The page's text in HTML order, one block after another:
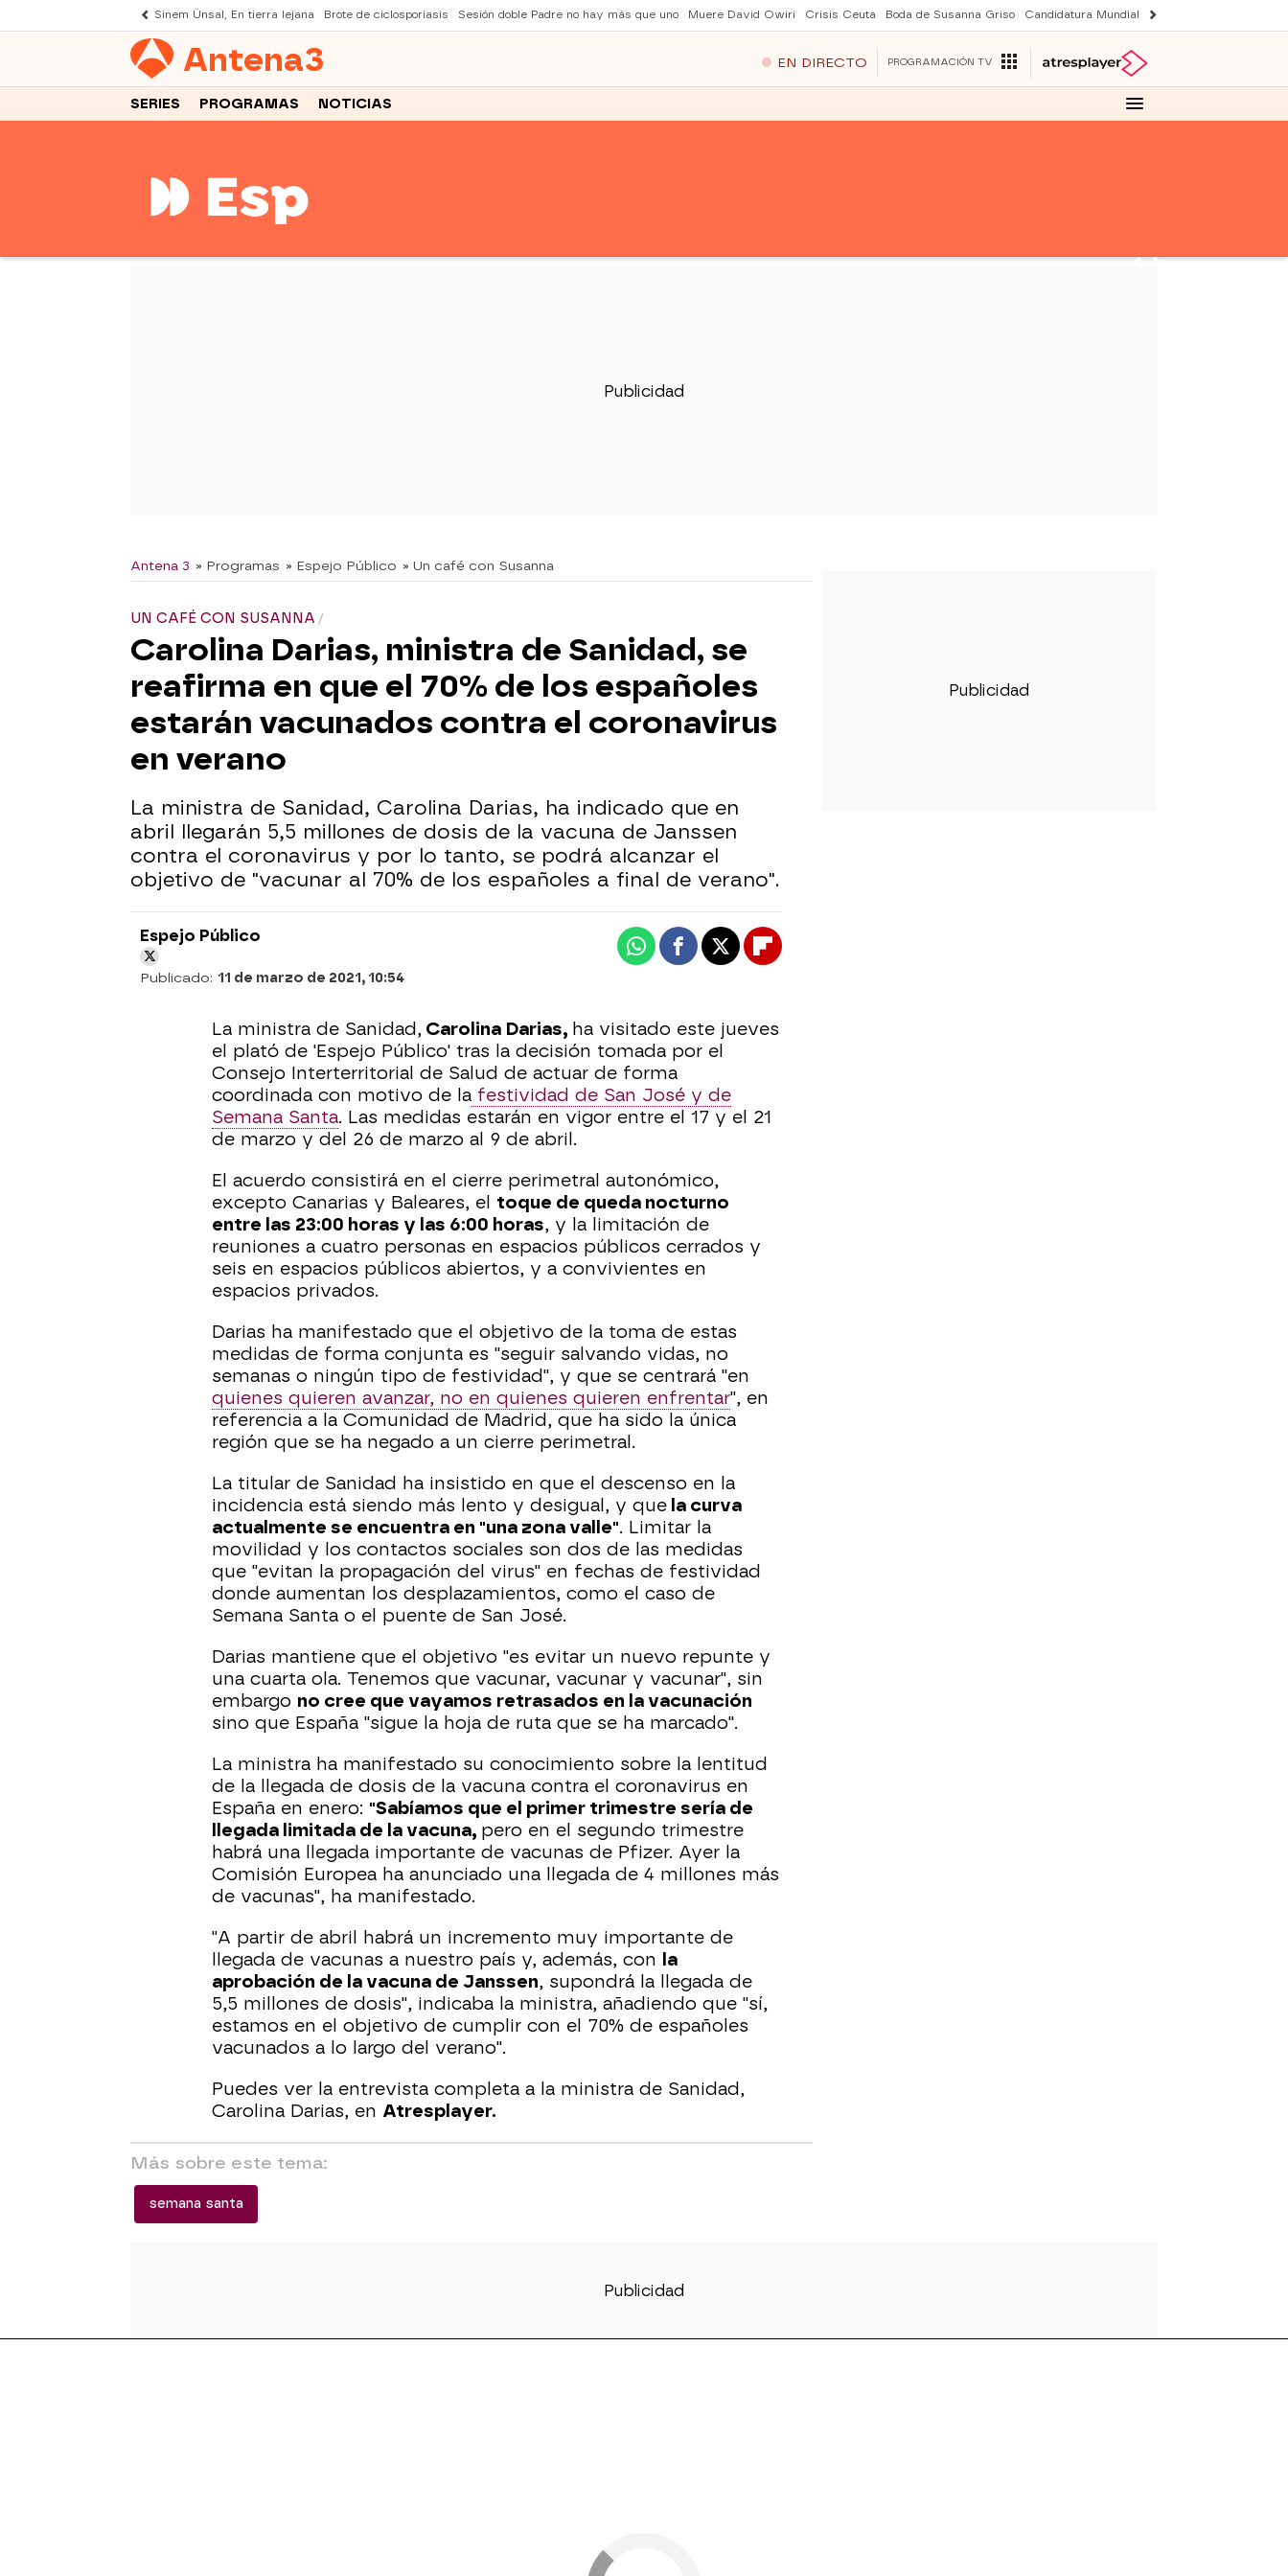
Sinem Ünsal, En tierra lejana Brote de ciclosporiasis Sesión doble Padre no hay más que uno Muere David Owiri Crisis Ceuta Boda de Susanna Griso Candidatura Mundial 2030
Antena3 EN DIRECTO PROGRAMACIÓN TV
SERIES PROGRAMAS NOTICIAS
-
Antena 3 » Programas » Espejo Público » Un café con Susanna
UN CAFÉ CON SUSANNA
Carolina Darias, ministra de Sanidad, se
reafirma en que el 70% de los españoles
estarán vacunados contra el coronavirus
en verano
La ministra de Sanidad, Carolina Darias, ha indicado que en
abril llegarán 5,5 millones de dosis de la vacuna de Janssen
contra el coronavirus y por lo tanto, se podrá alcanzar el
objetivo de "vacunar al 70% de los españoles a final de verano".
Espejo Público
Publicado: 11 de marzo de 2021, 10:54
WhatsappFacebook
X Flipboard
La ministra de Sanidad, Carolina Darias, ha visitado este jueves
el plató de 'Espejo Público' tras la decisión tomada por el
Consejo Interterritorial de Salud de actuar de forma
coordinada con motivo de la festividad de San José y de
Semana Santa. Las medidas estarán en vigor entre el 17 y el 21
de marzo y del 26 de marzo al 9 de abril.
El acuerdo consistirá en el cierre perimetral autonómico,
excepto Canarias y Baleares, el toque de queda nocturno
entre las 23:00 horas y las 6:00 horas, y la limitación de
reuniones a cuatro personas en espacios públicos cerrados y
seis en espacios públicos abiertos, y a convivientes en
espacios privados.
Darias ha manifestado que el objetivo de la toma de estas
medidas de forma conjunta es "seguir salvando vidas, no
semanas o ningún tipo de festividad", y que se centrará "en
quienes quieren avanzar, no en quienes quieren enfrentar", en
referencia a la Comunidad de Madrid, que ha sido la única
región que se ha negado a un cierre perimetral.
La titular de Sanidad ha insistido en que el descenso en la
incidencia está siendo más lento y desigual, y que la curva
actualmente se encuentra en "una zona valle". Limitar la
movilidad y los contactos sociales son dos de las medidas
que "evitan la propagación del virus" en fechas de festividad
donde aumentan los desplazamientos, como el caso de
Semana Santa o el puente de San José.
Darias mantiene que el objetivo "es evitar un nuevo repunte y
una cuarta ola. Tenemos que vacunar, vacunar y vacunar", sin
embargo no cree que vayamos retrasados en la vacunación
sino que España "sigue la hoja de ruta que se ha marcado".
La ministra ha manifestado su conocimiento sobre la lentitud
de la llegada de dosis de la vacuna contra el coronavirus en
España en enero: "Sabíamos que el primer trimestre sería de
llegada limitada de la vacuna, pero en el segundo trimestre
habrá una llegada importante de vacunas de Pfizer. Ayer la
Comisión Europea ha anunciado una llegada de 4 millones más
de vacunas", ha manifestado.
"A partir de abril habrá un incremento muy importante de
llegada de vacunas a nuestro país y, además, con la
aprobación de la vacuna de Janssen, supondrá la llegada de
5,5 millones de dosis", indicaba la ministra, añadiendo que "sí,
estamos en el objetivo de cumplir con el 70% de españoles
vacunados a lo largo del verano".
Puedes ver la entrevista completa a la ministra de Sanidad,
Carolina Darias, en Atresplayer.
Más sobre este tema:
semana santa